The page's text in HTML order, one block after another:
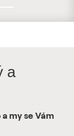
a
my se Vám